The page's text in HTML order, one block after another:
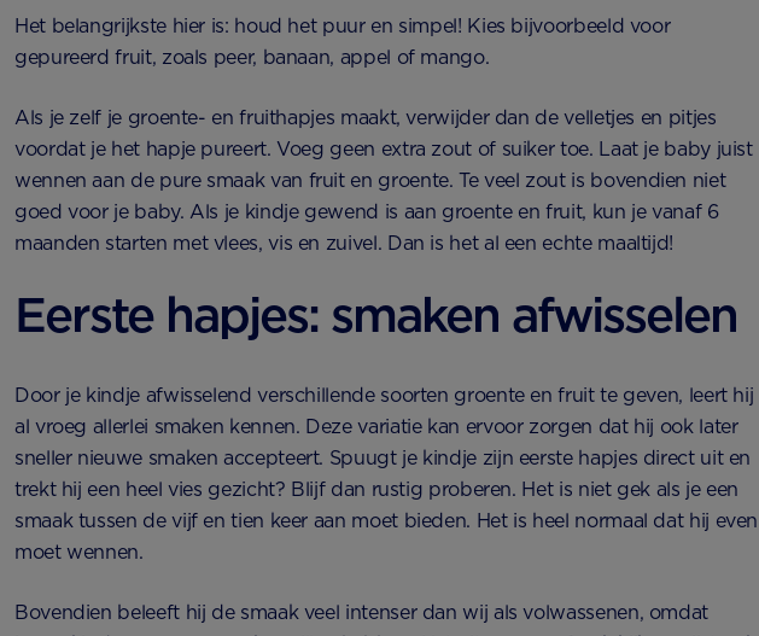
Het belangrijkste hier is: houd het puur en simpel! Kies bijvoorbeeld voor
gepureerd fruit, zoals peer, banaan, appel of mango.
Als je zelf je groente- en fruithapjes maakt, verwijder dan de velletjes en pitjes
voordat je het hapje pureert. Voeg geen extra zout of suiker toe. Laat je baby juist
wennen aan de pure smaak van fruit en groente. Te veel zout is bovendien niet
goed voor je baby. Als je kindje gewend is aan groente en fruit, kun je vanaf 6
maanden starten met vlees, vis en zuivel. Dan is het al een echte maaltijd!
Eerste hapjes: smaken afwisselen
Door je kindje afwisselend verschillende soorten groente en fruit te geven, leert hij
al vroeg allerlei smaken kennen. Deze variatie kan ervoor zorgen dat hij ook later
sneller nieuwe smaken accepteert. Spuugt je kindje zijn eerste hapjes direct uit en
trekt hij een heel vies gezicht? Blijf dan rustig proberen. Het is niet gek als je een
smaak tussen de vijf en tien keer aan moet bieden. Het is heel normaal dat hij even
moet wennen.
Bovendien beleeft hij de smaak veel intenser dan wij als volwassenen, omdat